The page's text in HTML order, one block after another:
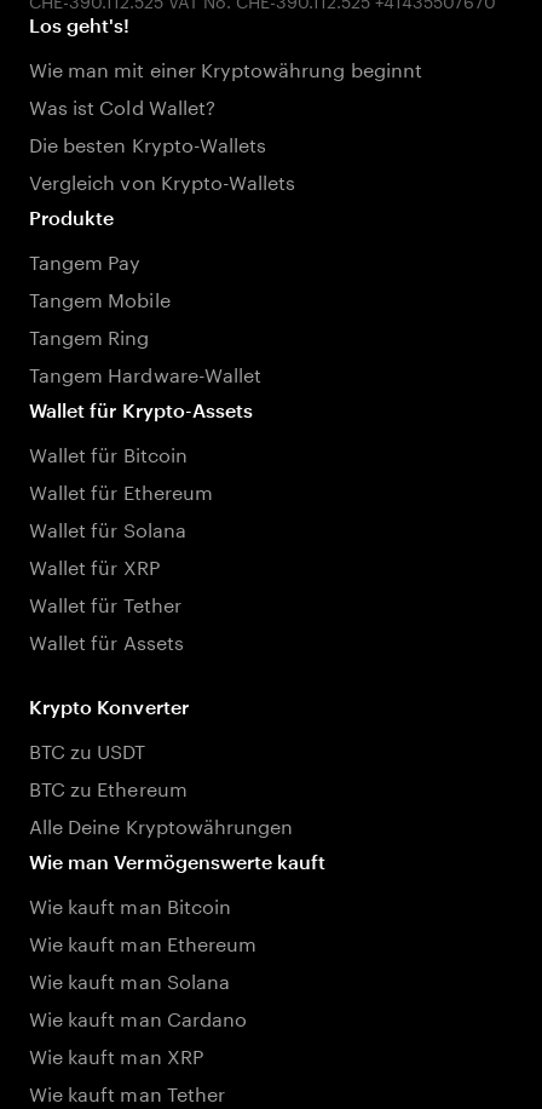
Los geht's!
Wie man mit einer Kryptowährung beginnt
Was ist Cold Wallet?
Die besten Krypto-Wallets
Vergleich von Krypto-Wallets
Produkte
Tangem Pay
Tangem Mobile
Tangem Ring
Tangem Hardware-Wallet
Wallet für Krypto-Assets
Wallet für Bitcoin
Wallet für Ethereum
Wallet für Solana
Wallet für XRP
Wallet für Tether
Wallet für Assets
Krypto Konverter
BTC zu USDT
BTC zu Ethereum
Alle Deine Kryptowährungen
Wie man Vermögenswerte kauft
Wie kauft man Bitcoin
Wie kauft man Ethereum
Wie kauft man Solana
Wie kauft man Cardano
Wie kauft man XRP
Wie kauft man Tether